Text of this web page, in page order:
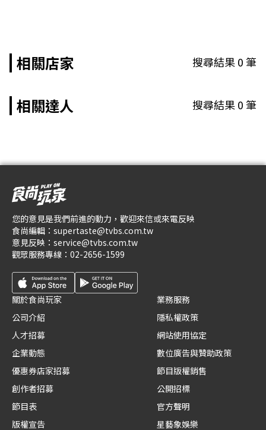
相關店家 搜尋結果0筆
相關達人 搜尋結果0筆
您的意見是我們前進的動力，歡迎來信或來電反映
食尚編輯： supertaste@tvbs.com.tw
意見反映： service@tvbs.com.tw
觀眾服務專線： 02-2656-1599
關於食尚玩家
公司介紹
人才招募
企業動態
優惠券店家招募
創作者招募
節目表
版權宣告
業務服務
隱私權政策
網站使用協定
數位廣告與贊助政策
節目版權銷售
公開招標
官方聲明
星藝象娛樂